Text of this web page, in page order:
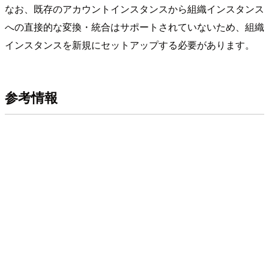
なお、既存のアカウントインスタンスから組織インスタンス
への直接的な変換・統合はサポートされていないため、組織
インスタンスを新規にセットアップする必要があります。
参考情報